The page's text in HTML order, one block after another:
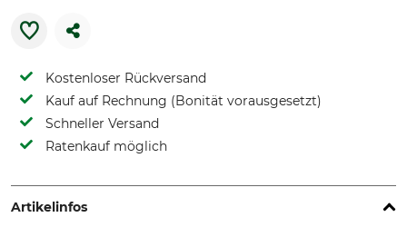
Kostenloser Rückversand
Kauf auf Rechnung (Bonität vorausgesetzt)
Schneller Versand
Ratenkauf möglich
Artikelinfos